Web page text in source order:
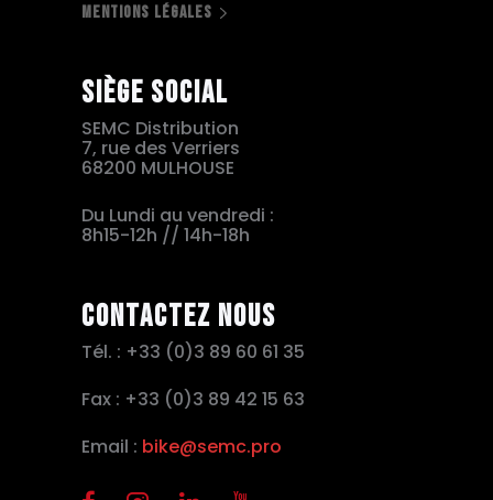
MENTIONS LÉGALES
Siège social
SEMC Distribution
7, rue des Verriers
68200 MULHOUSE
Du Lundi au vendredi :
8h15-12h // 14h-18h
Contactez nous
Tél. : +33 (0)3 89 60 61 35
Fax : +33 (0)3 89 42 15 63
Email : bike@semc.pro